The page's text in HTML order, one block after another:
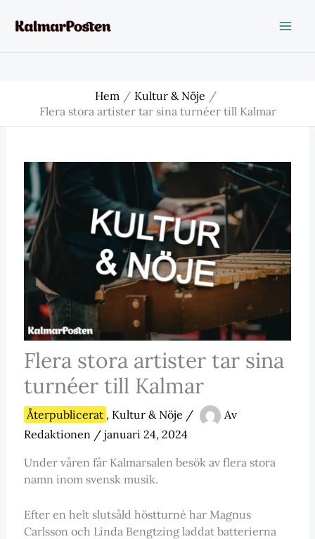
Hem
Kultur & Nöje
Flera stora artister tar sina turnéer till Kalmar
Flera stora artister tar sina
turnéer till Kalmar
Återpublicerat , Kultur & Nöje /
Av
Redaktionen / januari 24, 2024
Under våren får Kalmarsalen besök av flera stora
namn inom svensk musik.
Efter en helt slutsåld höstturné har Magnus
Carlsson och Linda Bengtzing laddat batterierna